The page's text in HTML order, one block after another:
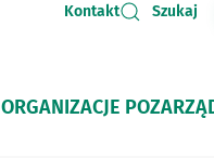
Kontakt Szukaj
ORGANIZACJE